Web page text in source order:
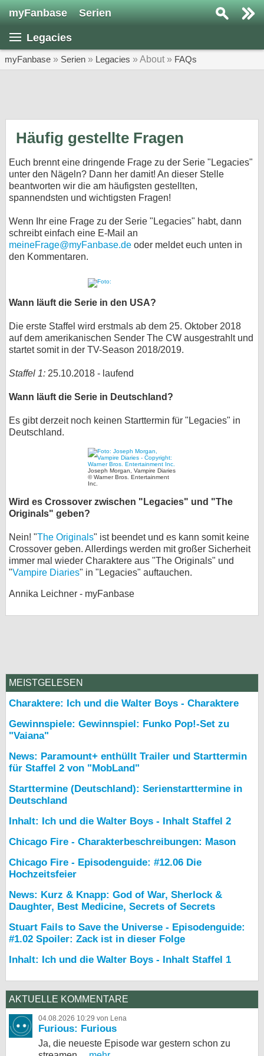
myFanbase Serien
Legacies
myFanbase » Serien » Legacies » About » FAQs
Häufig gestellte Fragen
Euch brennt eine dringende Frage zu der Serie "Legacies"
unter den Nägeln? Dann her damit! An dieser Stelle
beantworten wir die am häufigsten gestellten,
spannendsten und wichtigsten Fragen!
Wenn Ihr eine Frage zu der Serie "Legacies" habt, dann
schreibt einfach eine E-Mail an
meineFrage@myFanbase.de oder meldet euch unten in
den Kommentaren.
Wann läuft die Serie in den USA?
Die erste Staffel wird erstmals ab dem 25. Oktober 2018
auf dem amerikanischen Sender The CW ausgestrahlt und
startet somit in der TV-Season 2018/2019.
Staffel 1: 25.10.2018 - laufend
Wann läuft die Serie in Deutschland?
Es gibt derzeit noch keinen Starttermin für "Legacies" in
Deutschland.
Joseph Morgan, Vampire Diaries
© Warner Bros. Entertainment
Inc.
Wird es Crossover zwischen "Legacies" und "The
Originals" geben?
Nein! "The Originals" ist beendet und es kann somit keine
Crossover geben. Allerdings werden mit großer Sicherheit
immer mal wieder Charaktere aus "The Originals" und
"Vampire Diaries" in "Legacies" auftauchen.
Annika Leichner - myFanbase
MEISTGELESEN
Charaktere: Ich und die Walter Boys - Charaktere
Gewinnspiele: Gewinnspiel: Funko Pop!-Set zu
"Vaiana"
News: Paramount+ enthüllt Trailer und Starttermin
für Staffel 2 von "MobLand"
Starttermine (Deutschland): Serienstarttermine in
Deutschland
Inhalt: Ich und die Walter Boys - Inhalt Staffel 2
Chicago Fire - Charakterbeschreibungen: Mason
Chicago Fire - Episodenguide: #12.06 Die
Hochzeitsfeier
News: Kurz & Knapp: God of War, Sherlock &
Daughter, Best Medicine, Secrets of Secrets
Stuart Fails to Save the Universe - Episodenguide:
#1.02 Spoiler: Zack ist in dieser Folge
Inhalt: Ich und die Walter Boys - Inhalt Staffel 1
AKTUELLE KOMMENTARE
04.08.2026 10:29 von Lena
Furious: Furious
Ja, die neueste Episode war gestern schon zu
SERIEN
KULTUR
Specials
Gewinnspiele
bei Facebook
Kontakt
Nutzungsbedingungen
Datenschutz
Cookie-Einstellungen
Desktop-Ansicht
myFanbase